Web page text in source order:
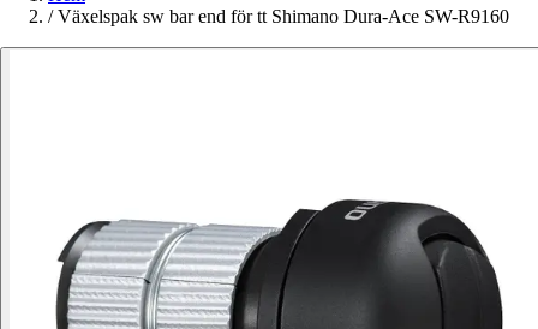
/ Växelspak sw bar end för tt Shimano Dura-Ace SW-R9160